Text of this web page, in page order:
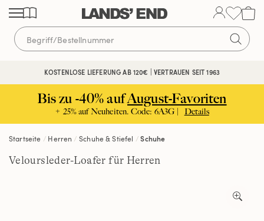
Direkt
zum
Inhalt
Direkt
zur
Navigation
Direkt
zur
Suche
KOSTENLOSE LIEFERUNG AB 120€ | VERTRAUEN SEIT 1963
Bis zu -40% aufAugust-Favoriten
+ 25% auf Neuheiten. Code: 6A3G | Details
Startseite Herren Schuhe & Stiefel Schuhe
Veloursleder-Loafer für Herren